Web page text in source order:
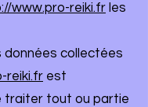
www.pro-reiki.fr les
données collectées
reiki.fr est
traiter tout ou partie